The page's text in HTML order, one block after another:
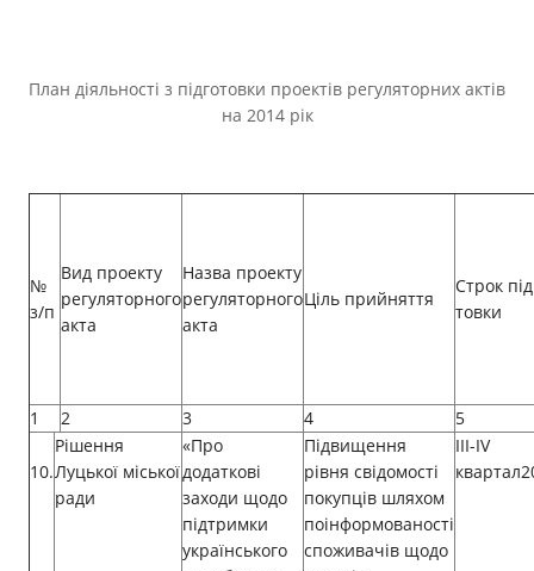
План діяльності з підготовки проектів регуляторних актів
на 2014 рік
№
з/п
Вид проекту
регуляторного
акта
Назва проекту
регуляторного
акта
Ціль прийняття
Строк
товки
1 2 3 4 5
10.
Рішення
Луцької міської
ради
«Про
додаткові
заходи щодо
підтримки
українського
Підвищення
рівня свідомості
покупців шляхом
поінформованості
споживачів щодо
ІІІ-ІV